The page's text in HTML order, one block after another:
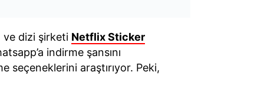
ve dizi şirketi Netflix Sticker
indirme şansını
seçeneklerini araştırıyor. Peki,